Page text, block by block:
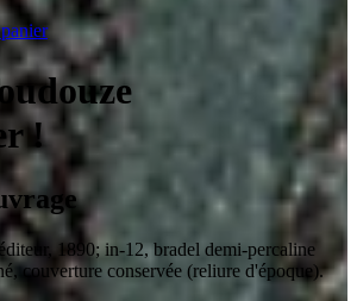
!
, 1890; in-12, bradel demi-percaline
couverture conservée (reliure d'époque).